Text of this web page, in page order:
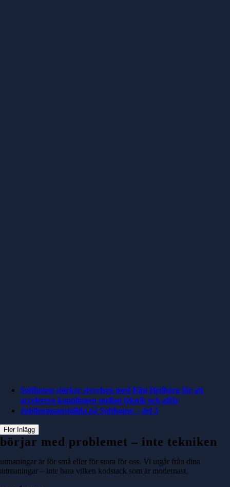
Softhouse stärker styrelsen med Kim Hedberg för att
accelerera kopplingen mellan teknik och affär
Jubileumsanställda på Softhouse – del 3
Fler Inlägg
med problemet – inte tekniken
är för små eller för stora för oss. Vi utgår från dina
– inte bara vilken kodstack som är modernast.